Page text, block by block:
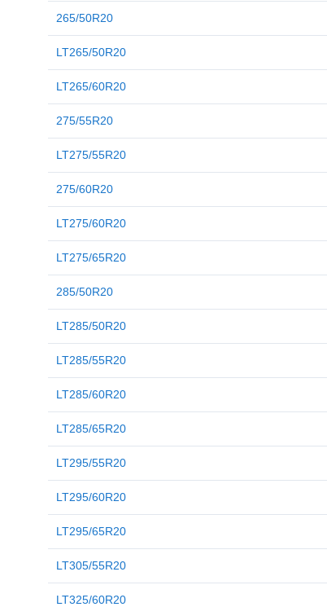
265/50R20
LT265/50R20
LT265/60R20
275/55R20
LT275/55R20
275/60R20
LT275/60R20
LT275/65R20
285/50R20
LT285/50R20
LT285/55R20
LT285/60R20
LT285/65R20
LT295/55R20
LT295/60R20
LT295/65R20
LT305/55R20
LT325/60R20